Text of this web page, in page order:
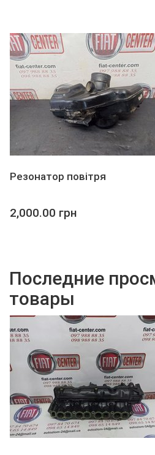
Резонатор повітря
2,000.00 грн
Последние
товары